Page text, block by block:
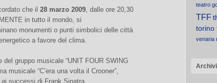
che il 28 marzo 2009, dalle ore 20,30
in tutto il mondo, si
monumenti o punti simbolici delle città
a favore del clima.
gruppo musicale “UNIT FOUR SWING
musicale “C’era una volta il Crooner”,
successi di Frank Sinatra.
teatro
TFF
torino
venaria